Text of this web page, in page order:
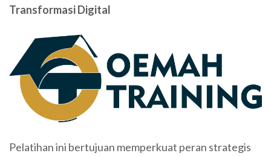
Transformasi Digital
Pelatihan ini bertujuan memperkuat peran strategis